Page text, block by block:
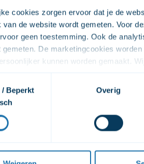
cookies zorgen ervoor dat je de
van de website wordt gemeten. Voor
geen toestemming. Ook de
gemeten. De marketingcookies
kunnen worden gemaakt.
advertenties effectiever in kunnen
jouw toestemming omdat jouw
deze persoonsgegevens met 2
je toestemming wijzigen via de knop
raadplegen.
Beperkt
Overig